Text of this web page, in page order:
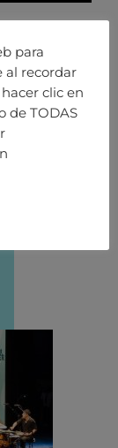
para
al recordar
clic en
de TODAS